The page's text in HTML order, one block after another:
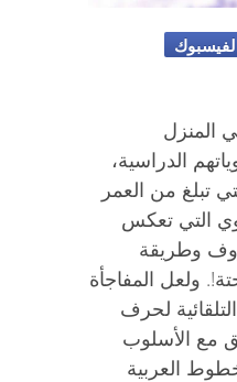
المنزل
الدراسية،
تبلغ من العمر
التي تعكس
وطريقة
ولعل المفاجأة
لحرف
مع الأسلوب
العربية